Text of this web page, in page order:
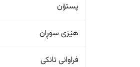
پستۆن
هێزی سوڕان
فراوانی تانکی